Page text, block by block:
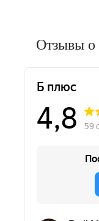
Отзывы о